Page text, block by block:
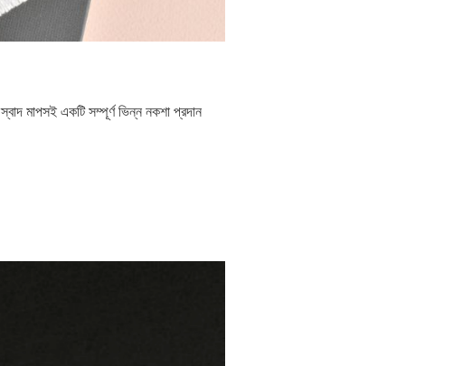
মাপসই একটি সম্পূর্ণ ভিন্ন নকশা প্রদান